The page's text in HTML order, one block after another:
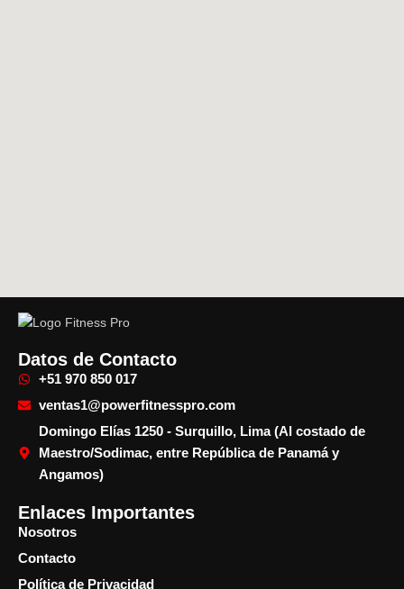
Datos de Contacto
+51 970 850 017
ventas1@powerfitnesspro.com
Domingo Elías 1250 - Surquillo, Lima (Al costado de
Maestro/Sodimac, entre República de Panamá y
Angamos)
Enlaces Importantes
Nosotros
Contacto
Política de Privacidad